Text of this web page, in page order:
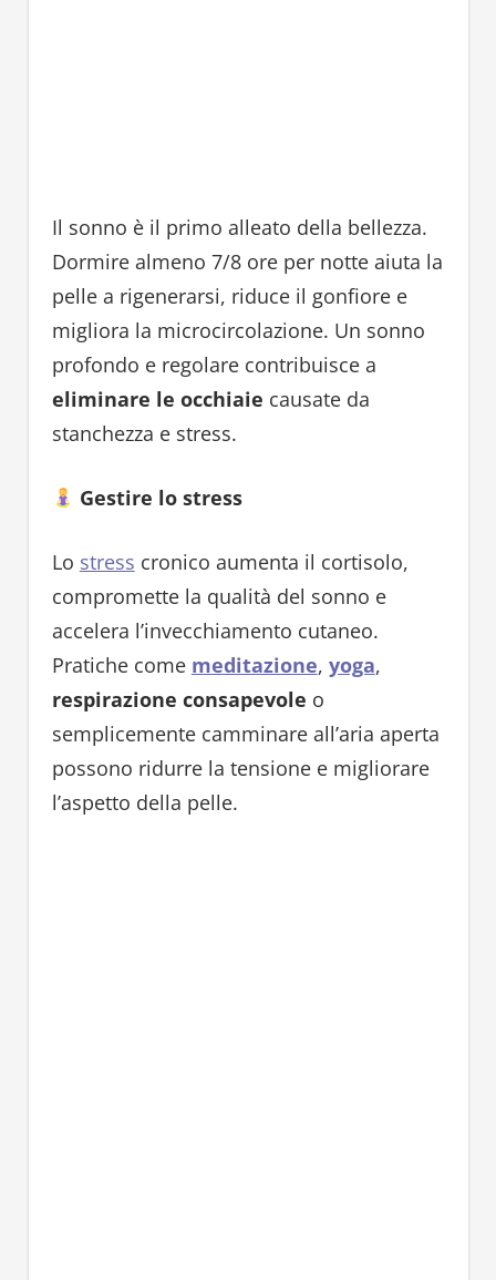
Il sonno è il primo alleato della bellezza.
Dormire almeno 7/8 ore per notte aiuta la
pelle a rigenerarsi, riduce il gonfiore e
migliora la microcircolazione. Un sonno
profondo e regolare contribuisce a
eliminare le occhiaie causate da
stanchezza e stress.
Gestire lo stress
Lo stress cronico aumenta il cortisolo,
compromette la qualità del sonno e
accelera l’invecchiamento cutaneo.
Pratiche come meditazione, yoga,
respirazione consapevole o
semplicemente camminare all’aria aperta
possono ridurre la tensione e migliorare
l’aspetto della pelle.